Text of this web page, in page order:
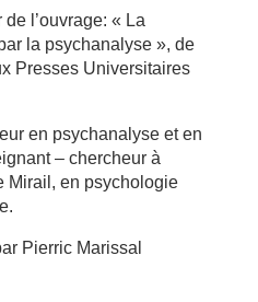
l’ouvrage: « La
la psychanalyse », de
Presses Universitaires
en psychanalyse et en
– chercheur à
Mirail, en psychologie
Pierric Marissal